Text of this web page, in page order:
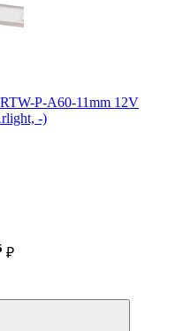
P-A60-11mm 12V
-)
₽